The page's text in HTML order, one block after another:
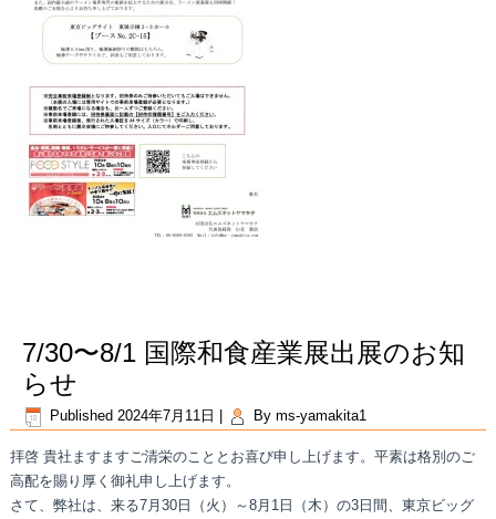
7/30〜8/1 国際和食産業展出展のお知
らせ
Published 2024年7月11日 By ms-yamakita1
拝啓 貴社ますますご清栄のこととお喜び申し上げます。平素は格別のご
高配を賜り厚く御礼申し上げます。
さて、弊社は、来る7月30日（火）～8月1日（木）の3日間、東京ビッグ